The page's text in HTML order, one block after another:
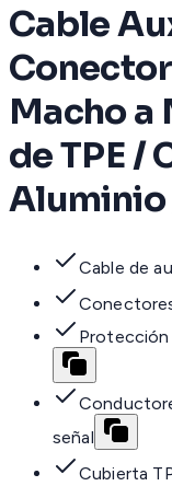
Cable
Macho a
de TPE /
Cable de
Protección
señal
Cubierta